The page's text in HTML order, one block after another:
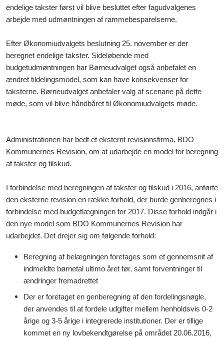
endelige takster først vil blive besluttet efter fagudvalgenes
arbejde med udmøntningen af rammebesparelserne.
Efter Økonomiudvalgets beslutning 25. november er der
beregnet endelige takster. Sideløbende med
budgetudmøntningen har Børneudvalget også anbefalet en
ændret tildelingsmodel, som kan have konsekvenser for
taksterne. Børneudvalget anbefaler valg af scenarie på dette
møde, som vil blive håndbåret til Økonomiudvalgets møde.
Administrationen har bedt et eksternt revisionsfirma, BDO
Kommunernes Revision, om at udarbejde en model for beregning
af takster og tilskud.
I forbindelse med beregningen af takster og tilskud i 2016, anførte
den eksterne revision en række forhold, der burde genberegnes i
forbindelse med budgetlægningen for 2017. Disse forhold indgår i
den nye model som BDO Kommunernes Revision har
udarbejdet. Det drejer sig om følgende forhold:
Beregning af belægningen foretages som et gennemsnit af
indmeldte børnetal ultimo året før, samt forventninger til
ændringer fremadrettet
Der er foretaget en genberegning af den fordelingsnøgle,
der anvendes til at fordele udgifter mellem henholdsvis 0-2
årige og 3-5 årige i integrerede institutioner. Der er tillige
kommet en ny lovbekendtgørelse på området 20.06.2016,